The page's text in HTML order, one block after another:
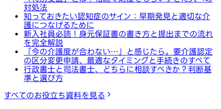
対処法
知っておきたい認知症のサイン：早期発見と適切な介
護につなげるために
新入社員必読！身元保証書の書き方と提出までの流れ
を完全解説
「今の介護度が合わない…」と感じたら。要介護認定
の区分変更申請、最適なタイミングと手続きのすべて
行政書士と司法書士、どちらに相談すべきか？判断基
準と選び方
すべてのお役立ち資料を見る